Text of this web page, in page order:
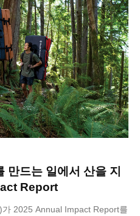
드는 일에서 산을 지
Report
2025 Annual Impact Report를